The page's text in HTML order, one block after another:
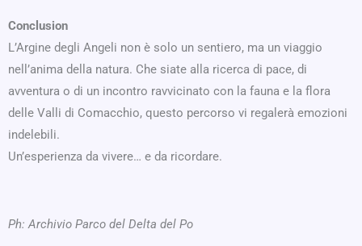
Conclusion
L’Argine degli Angeli non è solo un sentiero, ma un viaggio
nell’anima della natura. Che siate alla ricerca di pace, di
avventura o di un incontro ravvicinato con la fauna e la flora
delle Valli di Comacchio, questo percorso vi regalerà emozioni
indelebili.
Un’esperienza da vivere… e da ricordare.
Ph: Archivio Parco del Delta del Po